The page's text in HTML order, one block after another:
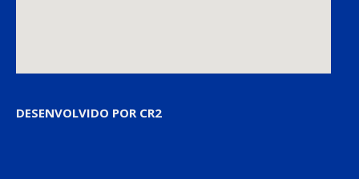
DESENVOLVIDO POR CR2